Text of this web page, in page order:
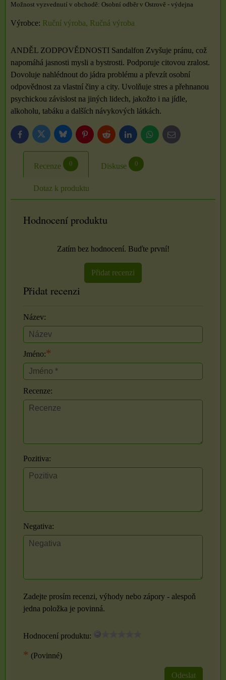
Osobní odběr v Ostrově - výdejna
Výrobce: Ruční výroba, Ručná výroba
ANDĚL ZODPOVĚDNOSTI Sandalfon Zvyšuje pránu, což
napomáhá jasnosti mysli a bystrosti. Podporuje citovou zralost.
Dovoluje nahlédnout do jádra problému a převzít osobní
odpovědnost za vlastní činy a city. Uvolňuje stres a přehnanou
psychickou závislost na jiných lidech, jakožto i na jídle,
alkoholu, tabáku a dalších návykových látkách.
FacebookTwitter BlueskyPinterestReddit LinkedInWhatsApp
E-
mail
Recenze 0 Diskuse 0
Dotaz k produktu
Hodnocení produktu
Zatím bez hodnocení. Buďte první!
Přidat recenzi
Přidat recenzi
Název:
Jméno:*
Recenze:
Pozitiva:
Negativa:
Zadejte prosím recenzi, výhody nebo zápory - alespoň
jedna položka je povinná.
Hodnocení produktu:
* (Povinné)
Odeslat